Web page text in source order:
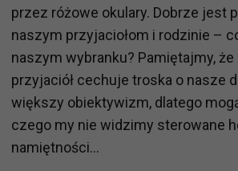
przez różowe okulary. Dobrze jest
naszym przyjaciołom i rodzinie –
naszym wybranku? Pamiętajmy,
przyjaciół cechuje troska o nasze
większy obiektywizm, dlatego
czego my nie widzimy sterowane
namiętności...